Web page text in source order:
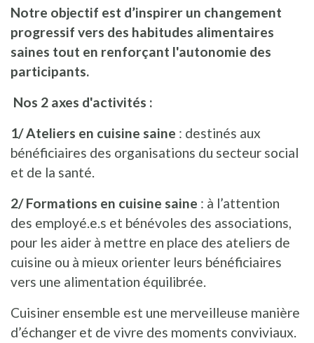
Notre objectif est d’inspirer un changement
progressif vers des habitudes alimentaires
saines tout en renforçant l'autonomie des
participants.
Nos 2 axes d'activités :
1/ Ateliers en cuisine saine : destinés aux
bénéficiaires des organisations du secteur social
et de la santé.
2/ Formations en cuisine saine : à l’attention
des employé.e.s et bénévoles des associations,
pour les aider à mettre en place des ateliers de
cuisine ou à mieux orienter leurs bénéficiaires
vers une alimentation équilibrée.
Cuisiner ensemble est une merveilleuse manière
d’échanger et de vivre des moments conviviaux.